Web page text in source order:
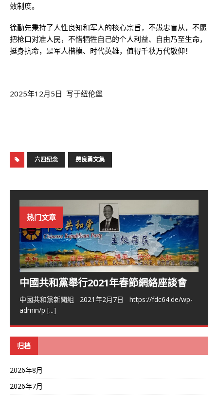
效制度。
徐勤先秉持了人性良知和军人的核心宗旨，不愚忠盲从，不愿
把枪口对准人民，不惜牺牲自己的个人利益、自由乃至生命，
挺身抗命，是军人楷模、时代英雄，值得千秋万代敬仰！
2025年12月5日 写于纽伦堡
六四纪念 费良勇文集
热门文章
中國共和黨舉行2021年春節網絡座談會
中國共和黨新聞組 2021年2月7日 https://fdc64.de/wp-
admin/p [...]
归档
2026年8月
2026年7月